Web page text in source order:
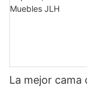
La mejor cama